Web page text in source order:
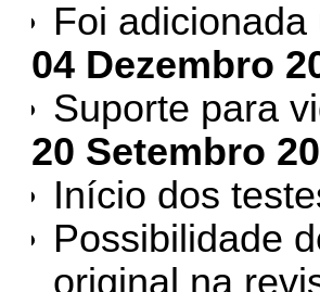
Foi
04 Dezembro
Suporte para
20 Setembro
Início dos
Possibilidade
original na